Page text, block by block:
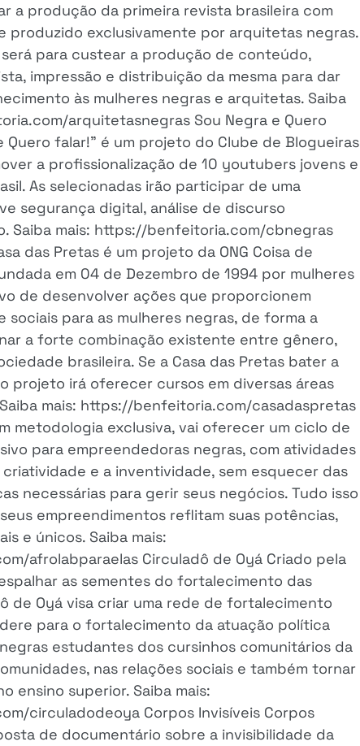
a produção da primeira revista brasileira com
produzido exclusivamente por arquitetas negras.
para custear a produção de conteúdo,
impressão e distribuição da mesma para dar
às mulheres negras e arquitetas. Saiba
arquitetasnegras Sou Negra e Quero
Quero falar!” é um projeto do Clube de Blogueiras
a profissionalização de 10 youtubers jovens e
As selecionadas irão participar de uma
segurança digital, análise de discurso
Saiba mais: https://benfeitoria.com/cbnegras
das Pretas é um projeto da ONG Coisa de
em 04 de Dezembro de 1994 por mulheres
de desenvolver ações que proporcionem
sociais para as mulheres negras, de forma a
a forte combinação existente entre gênero,
brasileira. Se a Casa das Pretas bater a
projeto irá oferecer cursos em diversas áreas
mais: https://benfeitoria.com/casadaspretas
metodologia exclusiva, vai oferecer um ciclo de
para empreendedoras negras, com atividades
e a inventividade, sem esquecer das
necessárias para gerir seus negócios. Tudo isso
empreendimentos reflitam suas potências,
e únicos. Saiba mais:
afrolabparaelas Circuladô de Oyá Criado pela
as sementes do fortalecimento das
de Oyá visa criar uma rede de fortalecimento
para o fortalecimento da atuação política
estudantes dos cursinhos comunitários da
nas relações sociais e também tornar
ensino superior. Saiba mais:
circuladodeoya Corpos Invisíveis Corpos
de documentário sobre a invisibilidade da